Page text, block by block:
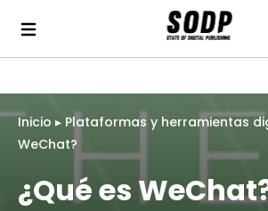
Inicio ▸ Plataformas y herramientas
WeChat?
¿Qué es